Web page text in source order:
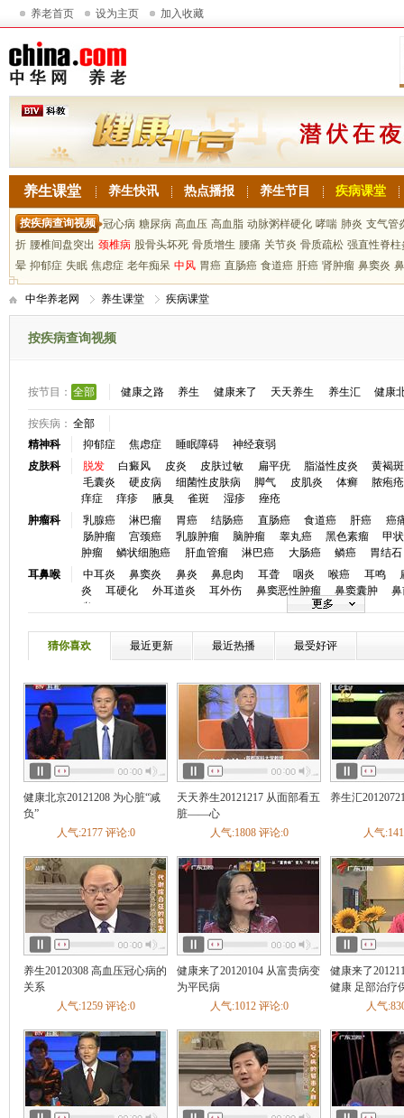
养老首页 设为主页 加入收藏
养生课堂 养生快讯 热点播报 养生节目 疾病课堂
按疾病查询视频 冠心病 糖尿病 高血压 高血脂 动脉粥样硬化 哮喘 肺炎 支气管
折 腰椎间盘突出 颈椎病 股骨头坏死 骨质增生 腰痛 关节炎 骨质疏松 强直性脊柱
晕 抑郁症 失眠 焦虑症 老年痴呆 中风 胃癌 直肠癌 食道癌 肝癌 肾肿瘤 鼻窦炎
中华养老网 养生课堂 疾病课堂
按疾病查询视频
按节目： 全部 健康之路 养生 健康来了 天天养生 养生汇 健康
按疾病： 全部
精神科
抑郁症 焦虑症 睡眠障碍
神经衰弱
皮肤科
脱发 白癜风 皮炎 皮肤过敏 扁平疣 脂溢性皮炎
黄褐斑
毛囊炎
硬皮病 细菌性皮肤病 脚气 皮肌炎 体癣
脓疱疮
痒症
痒疹 腋臭 雀斑 湿疹
痤疮
肿瘤科
乳腺癌 淋巴瘤 胃癌 结肠癌 直肠癌 食道癌 肝癌
癌
肠肿瘤
宫颈癌 乳腺肿瘤 脑肿瘤 睾丸癌 黑色素瘤
甲
肿瘤
鳞状细胞癌 肝血管瘤 淋巴癌 大肠癌 鳞癌
胃结石
耳鼻喉
中耳炎 鼻窦炎 鼻炎 鼻息肉 耳聋 咽炎 喉癌 耳鸣
炎
耳硬化 外耳道炎 耳外伤 鼻窦恶性肿瘤 鼻窦囊肿
炎
眼科
白内障 青光眼 视网膜脱落 斜视 近视 眼底病 弱视
炎
角膜病 干眼症 麦粒肿 小儿斜视 眼睑炎症
心血管
冠心病 高血压 心律失常 房颤 心衰 心肌炎
先天性心
血
高血脂 心脏神经官能症 动脉粥样硬化 低血压
主肺动
慢性心衰
心脏骤停 窦性心律不齐 颈动脉狭窄 静脉曲张
神经内
脑梗塞 癫痫 帕金森 头晕 失眠 脑供血不足
痴
瘫
三叉神经痛 失语 嗜睡症 脑动脉硬化 周期性瘫痪
消化科
胰腺炎反流性食管炎 消化道出血 肠炎 结肠炎 消化不良
急性肠炎
不良
酒精肝 胃下垂 自身免疫性肝炎
慢性胰腺炎
内分泌
糖尿病 甲亢甲减 甲状腺炎 矮小症 糖尿病足
内分泌失调
缓
甲状旁腺机能亢进 肢端肥大症 低钠血症
呼吸科
哮喘 肺炎 支气管炎 肺癌 慢阻肺 肺结核
肺气
睡眠呼吸暂停综合症
慢性支气管炎 急性上呼吸道感染
呼吸
急性支气管炎 打鼾
发烧
血液科
白血病 贫血 血小板减少性紫癜 白细胞减少症
缺铁性贫血
整形科
肾结石 膀胱癌 前列腺炎 前列腺增生
尿结石
窄
肾下垂 男性生殖器官感染 肾癌 肾血管性高血压
肾小
痛经
普外科
乳腺纤维瘤 痔疮 乳腺增生 肝硬化
颈动脉体瘤
骨科
骨折 腰椎间盘突出 颈椎病 脊柱侧弯 膝关节损伤
腰椎
手外伤 骨质疏松 强直性脊柱炎
关节损伤
猜你喜欢 最近更新 最近热播 最受好评
健康北京20121208 为心脏“减
负”
人气:2177 评论:0
天天养生20121217 从面部看五
脏——心
人气:1808 评论:0
养生汇
人气
养生20120308 高血压冠心病的
关系
人气:1259 评论:0
健康来了20120104 从富贵病变
为平民病
人气:1012 评论:0
健康来了
健康 足部治疗
人气